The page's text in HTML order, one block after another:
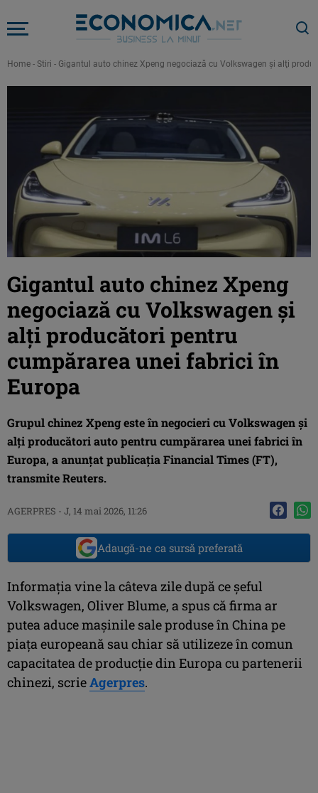
Home - Stiri - Gigantul auto chinez Xpeng negociază cu Volkswagen şi alţi
Gigantul auto chinez Xpeng
negociază cu Volkswagen şi
alţi producători pentru
cumpărarea unei fabrici în
Europa
Grupul chinez Xpeng este în negocieri cu Volkswagen şi
alţi producători auto pentru cumpărarea unei fabrici în
Europa, a anunţat publicaţia Financial Times (FT),
transmite Reuters.
AGERPRES - J, 14 mai 2026, 11:26
Adaugă-ne ca sursă preferată
Informaţia vine la câteva zile după ce şeful
Volkswagen, Oliver Blume, a spus că firma ar
putea aduce maşinile sale produse în China pe
piaţa europeană sau chiar să utilizeze în comun
capacitatea de producţie din Europa cu partenerii
chinezi, scrieAgerpres.